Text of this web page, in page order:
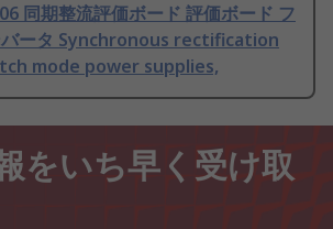
同期整流評価ボード 評価ボード フ
バータ Synchronous rectification
mode power supplies,
をいち早く受け取